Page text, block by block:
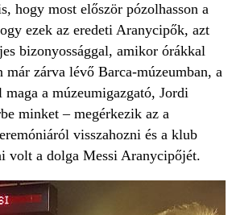
hogy most először pózolhasson a
ezek az eredeti Aranycipők, azt
bizonyossággal, amikor órákkal
már zárva lévő Barca-múzeumban, a
a múzeumigazgató, Jordi
minket – megérkezik az a
visszahozni és a klub
volt a dolga Messi Aranycipőjét.